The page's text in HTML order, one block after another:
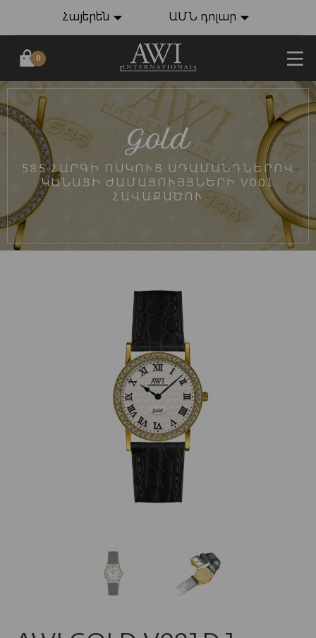
Հայերեն ԱՄՆ դոլար
0
585 ՀԱՐԳԻ ՈՍԿՈՒՑ ԱԴԱՄԱՆԴՆԵՐՈՎ
ԿԱՆԱՑԻ ԺԱՄԱՑՈՒՅՑՆԵՐԻ V001
ՀԱՎԱՔԱԾՈՒ